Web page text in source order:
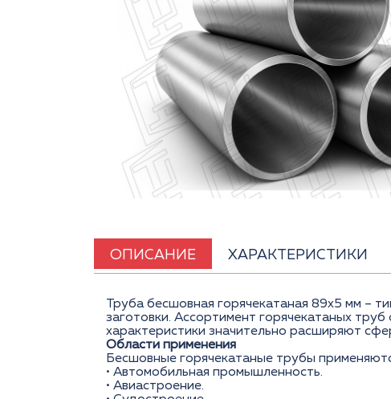
ОПИСАНИЕ ХАРАКТЕРИСТИКИ
Труба бесшовная горячекатаная 89x5 мм –
заготовки. Ассортимент горячекатаных
характеристики значительно расширяют
Области применения
Бесшовные горячекатаные трубы
• Автомобильная промышленность.
• Авиастроение.